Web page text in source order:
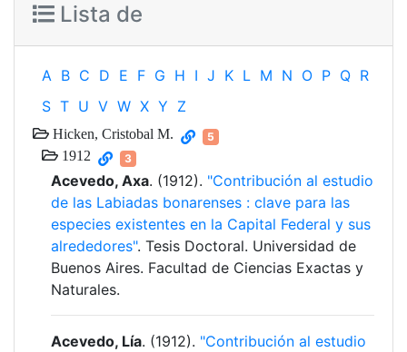
Lista de
A B C D E F G H I J K L M N O P Q R
S T U V W X Y Z
Hicken, Cristobal M. 5
1912 3
Acevedo, Axa. (1912). "Contribución al estudio
de las Labiadas bonarenses : clave para las
especies existentes en la Capital Federal y sus
alrededores". Tesis Doctoral. Universidad de
Buenos Aires. Facultad de Ciencias Exactas y
Naturales.
Acevedo, Lía. (1912). "Contribución al estudio